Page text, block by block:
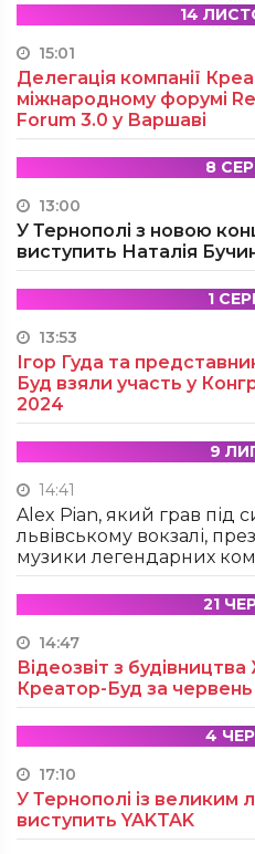
14
15:01
Делегація компанії
міжнародному форумі
Forum 3.0 у Варшаві
8
13:00
У Тернополі з новою
виступить Наталія
1
13:53
Ігор Гуда та
Буд взяли участь у
2024
9
14:41
Alex Pian, який грав під
львівському вокзалі,
музики легендарних
21
14:47
Відеозвіт з
Креатор-Буд за
4
17:10
У Тернополі із великим
виступить YAKTAK